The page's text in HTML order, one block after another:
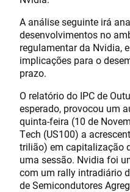
A análise seguinte irá
desenvolvimentos no
regulamentar da Nvidia,
implicações para o
prazo.
O relatório do IPC de
esperado, provocou um
quinta-feira (10 de
Tech (US100) a
trilião) em capitalização
uma sessão. Nvidia foi
com um rally intradiário
de Semicondutores